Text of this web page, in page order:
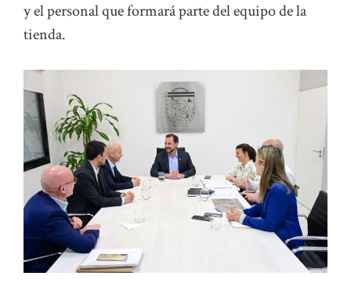
y el personal que formará parte del equipo de la
tienda.